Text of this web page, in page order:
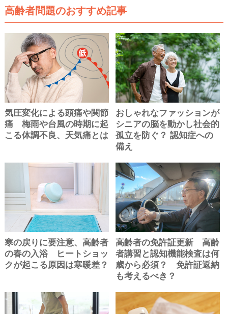
高齢者問題のおすすめ記事
気圧変化による頭痛や関節
痛 梅雨や台風の時期に起
こる体調不良、天気痛とは
おしゃれなファッションが
シニアの脳を動かし社会的
孤立を防ぐ？ 認知症への
備え
寒の戻りに要注意、高齢者
の春の入浴 ヒートショッ
クが起こる原因は寒暖差？
高齢者の免許証更新 高齢
者講習と認知機能検査は何
歳から必須？ 免許証返納
も考えるべき？